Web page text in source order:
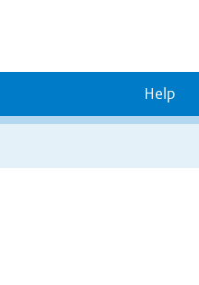
Help